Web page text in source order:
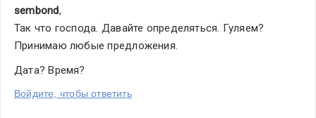
sembond,
Так что господа. Давайте определяться. Гуляем?
Принимаю любые предложения.
Дата? Время?
Войдите, чтобы ответить